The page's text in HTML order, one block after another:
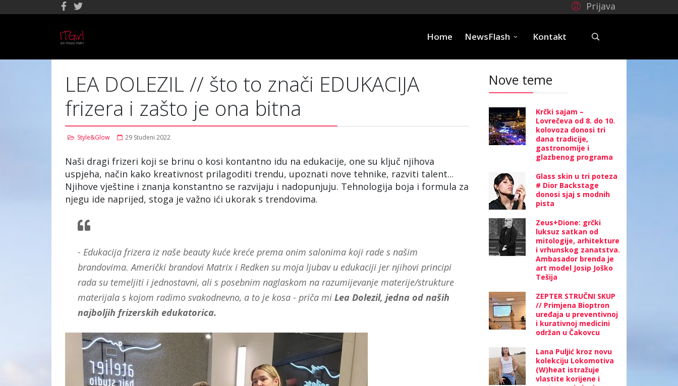
Prijava
Home NewsFlash Kontakt
LEA DOLEZIL // što to znači EDUKACIJA
frizera i zašto je ona bitna
Style&Glow 29 Studeni 2022
Naši dragi frizeri koji se brinu o kosi kontantno idu na edukacije, one su ključ njihova
uspjeha, način kako kreativnost prilagoditi trendu, upoznati nove tehnike, razviti talent...
Njihove vještine i znanja konstantno se razvijaju i nadopunjuju. Tehnologija boja i formula za
njegu ide naprijed, stoga je važno ići ukorak s trendovima.
- Edukacija frizera iz naše beauty kuće kreće prema onim salonima koji rade s našim
brandovima. Američki brandovi Matrix i Redken su moja ljubav u edukaciji jer njihovi principi
rada su temeljiti i jednostavni, ali s posebnim naglaskom na razumijevanje materije/strukture
materijala s kojom radimo svakodnevno, a to je kosa - priča mi Lea Dolezil, jedna od naših
najboljih frizerskih edukatorica.
Nove teme
Krčki sajam –
Lovrečeva od 8. do 10.
kolovoza donosi tri
dana tradicije,
gastronomije i
glazbenog programa
Glass skin u tri poteza
# Dior Backstage
donosi sjaj s modnih
pista
Zeus+Dione: grčki
luksuz satkan od
mitologije, arhitekture
i vrhunskog zanatstva.
Ambasador brenda je
art model Josip Joško
Tešija
ZEPTER STRUČNI SKUP
// Primjena Bioptron
uređaja u preventivnoj
i kurativnoj medicini
održan u Čakovcu
Lana Puljić kroz novu
kolekciju Lokomotiva
(W)heat istražuje
vlastite korijene i